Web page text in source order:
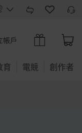
帳戶
育 電競 創作者